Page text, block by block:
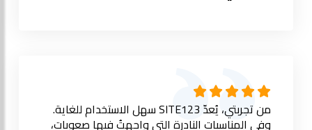
من تجربتي، يُعدّ SITE123 سهل الاستخدام للغاية.
وفي المناسبات النادرة التي واجهتُ فيها صعوبات،